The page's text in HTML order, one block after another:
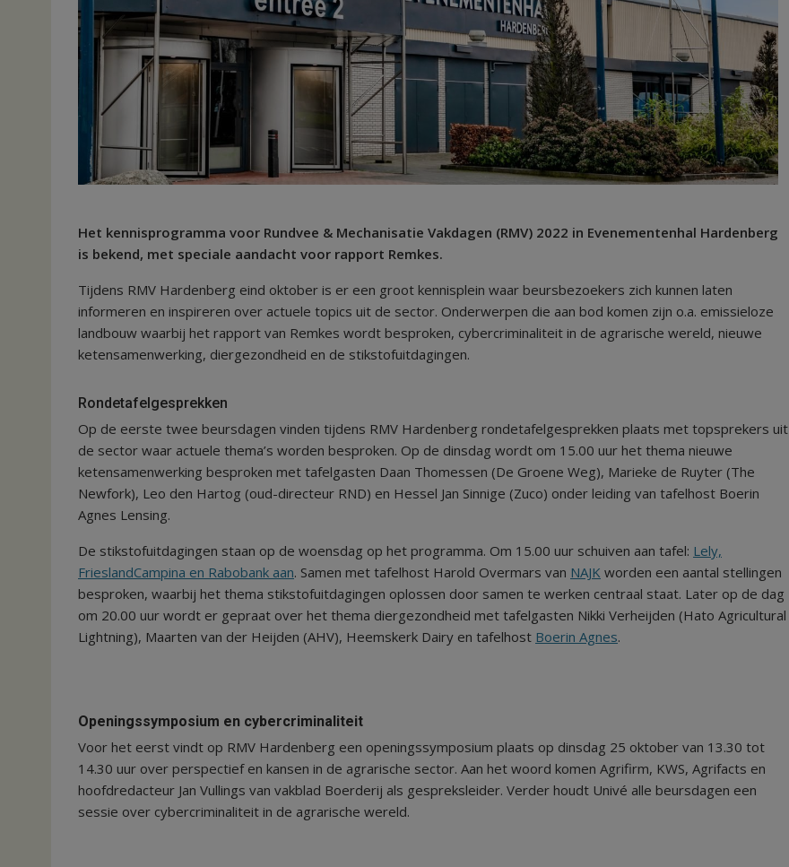
Het kennisprogramma voor Rundvee & Mechanisatie Vakdagen (RMV) 2022 in Evenementenhal Hardenberg
is bekend, met speciale aandacht voor rapport Remkes.
Tijdens RMV Hardenberg eind oktober is er een groot kennisplein waar beursbezoekers zich kunnen laten
informeren en inspireren over actuele topics uit de sector. Onderwerpen die aan bod komen zijn o.a. emissieloze
landbouw waarbij het rapport van Remkes wordt besproken, cybercriminaliteit in de agrarische wereld, nieuwe
ketensamenwerking, diergezondheid en de stikstofuitdagingen.
Rondetafelgesprekken
Op de eerste twee beursdagen vinden tijdens RMV Hardenberg rondetafelgesprekken plaats met topsprekers uit
de sector waar actuele thema’s worden besproken. Op de dinsdag wordt om 15.00 uur het thema nieuwe
ketensamenwerking besproken met tafelgasten Daan Thomessen (De Groene Weg), Marieke de Ruyter (The
Newfork), Leo den Hartog (oud-directeur RND) en Hessel Jan Sinnige (Zuco) onder leiding van tafelhost Boerin
Agnes Lensing.
De stikstofuitdagingen staan op de woensdag op het programma. Om 15.00 uur schuiven aan tafel: Lely,
FrieslandCampina en Rabobank aan. Samen met tafelhost Harold Overmars van NAJK worden een aantal stellingen
besproken, waarbij het thema stikstofuitdagingen oplossen door samen te werken centraal staat. Later op de dag
om 20.00 uur wordt er gepraat over het thema diergezondheid met tafelgasten Nikki Verheijden (Hato Agricultural
Lightning), Maarten van der Heijden (AHV), Heemskerk Dairy en tafelhost Boerin Agnes.
Openingssymposium en cybercriminaliteit
Voor het eerst vindt op RMV Hardenberg een openingssymposium plaats op dinsdag 25 oktober van 13.30 tot
14.30 uur over perspectief en kansen in de agrarische sector. Aan het woord komen Agrifirm, KWS, Agrifacts en
hoofdredacteur Jan Vullings van vakblad Boerderij als gespreksleider. Verder houdt Univé alle beursdagen een
sessie over cybercriminaliteit in de agrarische wereld.